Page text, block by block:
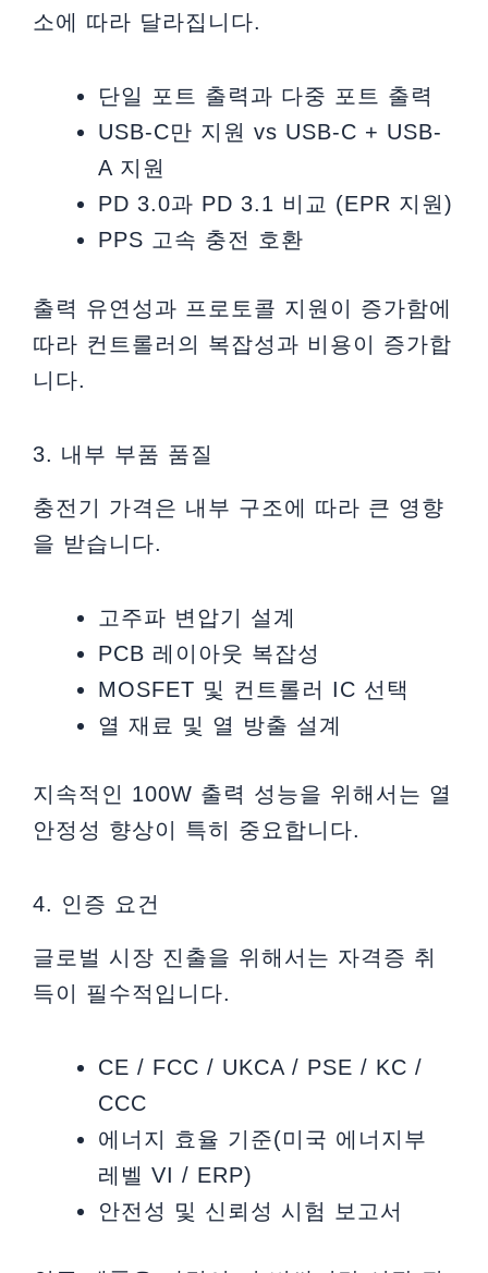
소에 따라 달라집니다.
단일 포트 출력과 다중 포트 출력
USB-C만 지원 vs USB-C + USB-
A 지원
PD 3.0과 PD 3.1 비교 (EPR 지원)
PPS 고속 충전 호환
출력 유연성과 프로토콜 지원이 증가함에
따라 컨트롤러의 복잡성과 비용이 증가합
니다.
3. 내부 부품 품질
충전기 가격은 내부 구조에 따라 큰 영향
을 받습니다.
고주파 변압기 설계
PCB 레이아웃 복잡성
MOSFET 및 컨트롤러 IC 선택
열 재료 및 열 방출 설계
지속적인 100W 출력 성능을 위해서는 열
안정성 향상이 특히 중요합니다.
4. 인증 요건
글로벌 시장 진출을 위해서는 자격증 취
득이 필수적입니다.
CE / FCC / UKCA / PSE / KC /
CCC
에너지 효율 기준(미국 에너지부
레벨 VI / ERP)
안전성 및 신뢰성 시험 보고서